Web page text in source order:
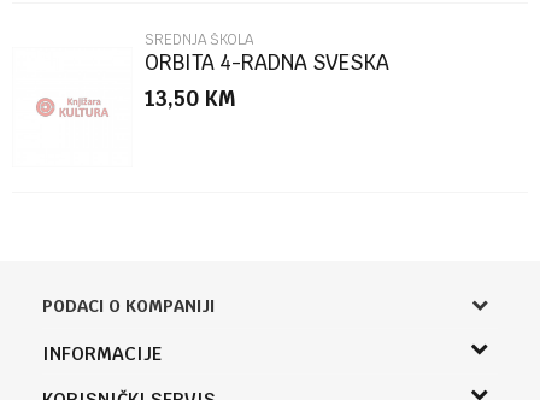
SREDNJA ŠKOLA
ORBITA 4-RADNA SVESKA
13,50 KM
PODACI O KOMPANIJI
Knjižara Kultura
INFORMACIJE
O nama